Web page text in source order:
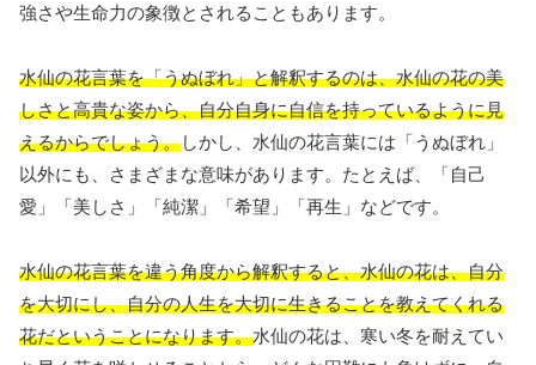
強さや生命力の象徴とされることもあります。
水仙の花言葉を「うぬぼれ」と解釈するのは、水仙の花の美
しさと高貴な姿から、自分自身に自信を持っているように見
えるからでしょう。しかし、水仙の花言葉には「うぬぼれ」
以外にも、さまざまな意味があります。たとえば、「自己
愛」「美しさ」「純潔」「希望」「再生」などです。
水仙の花言葉を違う角度から解釈すると、水仙の花は、自分
を大切にし、自分の人生を大切に生きることを教えてくれる
花だということになります。水仙の花は、寒い冬を耐えてい